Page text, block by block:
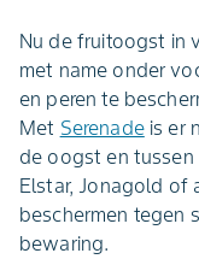
Nu de fruitoogst in
met name onder
en peren te
Met Serenadeis er
de oogst en tussen
Elstar, Jonagold of
beschermen tegen
bewaring.